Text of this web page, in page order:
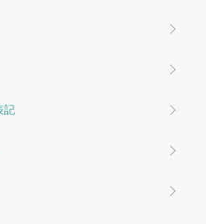
記